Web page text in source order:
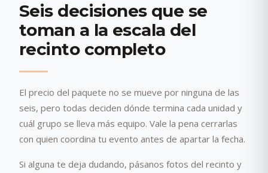
Seis decisiones que se
toman a la escala del
recinto completo
El precio del paquete no se mueve por ninguna de las
seis, pero todas deciden dónde termina cada unidad y
cuál grupo se lleva más equipo. Vale la pena cerrarlas
con quien coordina tu evento antes de apartar la fecha.
Si alguna te deja dudando, pásanos fotos del recinto y